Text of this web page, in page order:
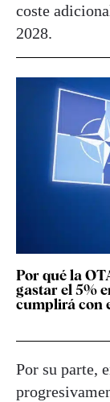
coste
2028.
Por qué la
gastar el 5%
cumplirá con
Por su parte,